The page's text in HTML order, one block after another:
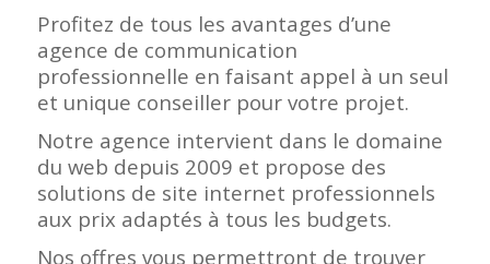
Profitez de tous les avantages d’une
agence de communication
professionnelle en faisant appel à un seul
et unique conseiller pour votre projet.
Notre agence intervient dans le domaine
du web depuis 2009 et propose des
solutions de site internet professionnels
aux prix adaptés à tous les budgets.
Nos offres vous permettront de trouver